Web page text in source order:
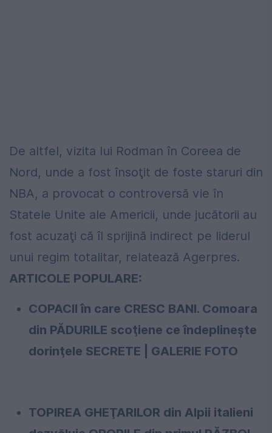
De altfel, vizita lui Rodman în Coreea de
Nord, unde a fost însoţit de foste staruri din
NBA, a provocat o controversă vie în
Statele Unite ale Americii, unde jucătorii au
fost acuzaţi că îl sprijină indirect pe liderul
unui regim totalitar, relatează Agerpres.
ARTICOLE POPULARE:
COPACII în care CRESC BANI. Comoara
din PĂDURILE scoţiene ce îndeplineşte
dorinţele SECRETE | GALERIE FOTO
TOPIREA GHEŢARILOR din Alpii italieni